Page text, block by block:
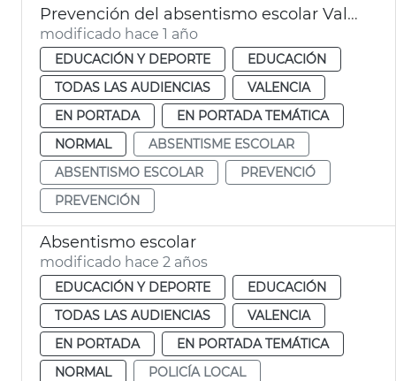
Prevención del absentismo escolar València
modificado hace 1 año
EDUCACIÓN Y DEPORTE
EDUCACIÓN
TODAS LAS AUDIENCIAS
VALENCIA
EN PORTADA
EN PORTADA TEMÁTICA
NORMAL
ABSENTISME ESCOLAR
ABSENTISMO ESCOLAR
PREVENCIÓ
PREVENCIÓN
Absentismo escolar
modificado hace 2 años
EDUCACIÓN Y DEPORTE
EDUCACIÓN
TODAS LAS AUDIENCIAS
VALENCIA
EN PORTADA
EN PORTADA TEMÁTICA
NORMAL
POLICÍA LOCAL